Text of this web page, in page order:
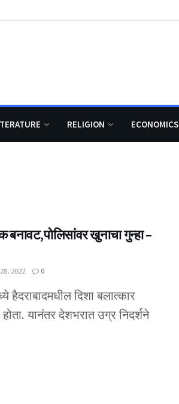
RELIGION ECONOMICS
खुनाचा गुन्हा –
2022 0
हैदराबादमधील दिशा बलात्कार
यानंतर देशभरात उग्र निदर्शने